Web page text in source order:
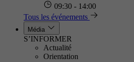
09:30 - 14:00
Tous les événements
Média
S’INFORMER
Actualité
Orientation